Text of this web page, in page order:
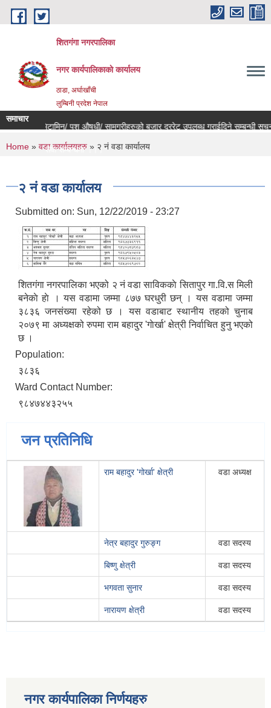
Skip to main content
शितगंगा नगरपालिका
नगर कार्यपालिकाकाे कार्यालय
ठाडा, अर्घाखाँची
लुम्बिनी प्रदेश नेपाल
समाचार
विषादी/ भिटामिन/ पशु औषधी/ सामग्रीहरुको बजार दररेट उपलब्ध गराईदिने सम्बन्धी
परामर्श सेवा सम्बन्धमा ।।।
You are here
Home » वडा कार्यालयहरु » २ नं वडा कार्यालय
२ नं वडा कार्यालय
Submitted on: Sun, 12/22/2019 - 23:27
शितगंगा नगरपालिका भएको २ नं वडा साविककाे सितापुर गा‍‍.वि.स मिली
बनेकाे हाे । यस वडामा जम्मा ८७७ घरधुरी छन् । यस वडामा जम्मा
३८३६ जनसंख्या रहेको छ । यस वडाबाट स्थानीय तहको चुनाब
२०७९ मा अध्यक्षको रुपमा राम बहादुर 'गाेर्खा' क्षेत्री निर्वाचित हुनु भएको
छ ।
Population:
३८३६
Ward Contact Number:
९८४७४४३२५५
जन प्रतिनिधि
राम बहादुर 'गाेर्खा' क्षेत्री वडा अध्यक्ष
नेत्र बहादुर गुरुङ्ग वडा सदस्य
बिष्णु क्षेत्री वडा सदस्य
भगवता सुनार वडा सदस्य
नारायण क्षेत्री वडा सदस्य
नगर कार्यपालिका निर्णयहरु